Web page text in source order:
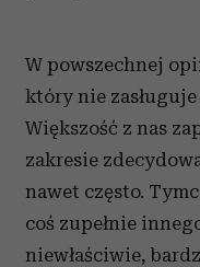
W powszechnej
który nie
Większość z nas
zakresie
nawet często.
coś zupełnie
niewłaściwie,